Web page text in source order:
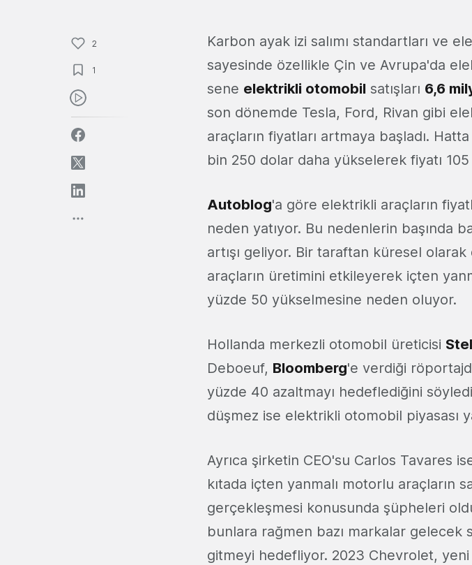
2
1
Karbon ayak izi salımı standartları ve
sayesinde özellikle Çin ve Avrupa'da
sene elektrikli otomobil satışları 6,6
son dönemde Tesla, Ford, Rivan gibi
araçların fiyatları artmaya başladı.
bin 250 dolar daha yükselerek fiyatı
Autoblog'a göre elektrikli araçların
neden yatıyor. Bu nedenlerin başında
artışı geliyor. Bir taraftan küresel
araçların üretimini etkileyerek içten
yüzde 50 yükselmesine neden oluyor.
Hollanda merkezli otomobil üreticisi
Deboeuf, Bloomberg'e verdiği
yüzde 40 azaltmayı hedeflediğini
düşmez ise elektrikli otomobil piyasası
Ayrıca şirketin CEO'su Carlos Tavares
kıtada içten yanmalı motorlu araçların
gerçekleşmesi konusunda şüpheleri
bunlara rağmen bazı markalar gelecek
gitmeyi hedefliyor. 2023 Chevrolet,